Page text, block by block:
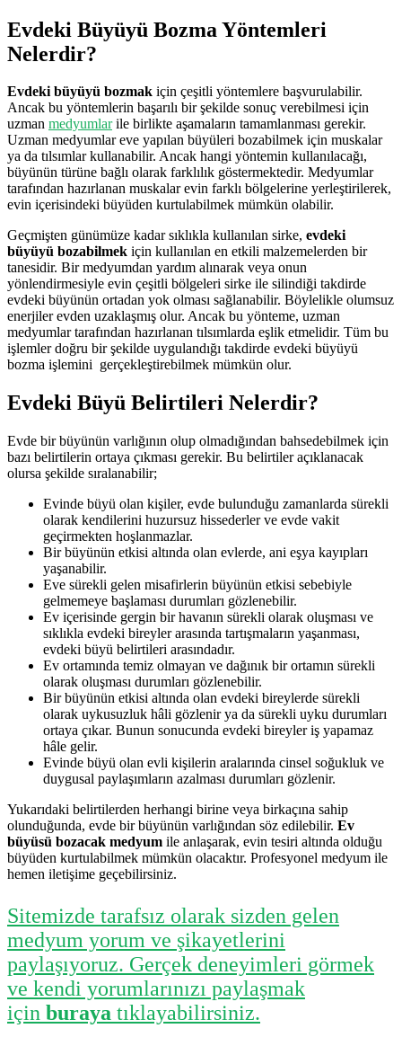
Evdeki Büyüyü Bozma Yöntemleri
Nelerdir?
Evdeki büyüyü bozmak için çeşitli yöntemlere başvurulabilir.
Ancak bu yöntemlerin başarılı bir şekilde sonuç verebilmesi için
uzman medyumlarile birlikte aşamaların tamamlanması gerekir.
Uzman medyumlar eve yapılan büyüleri bozabilmek için muskalar
ya da tılsımlar kullanabilir. Ancak hangi yöntemin kullanılacağı,
büyünün türüne bağlı olarak farklılık göstermektedir. Medyumlar
tarafından hazırlanan muskalar evin farklı bölgelerine yerleştirilerek,
evin içerisindeki büyüden kurtulabilmek mümkün olabilir.
Geçmişten günümüze kadar sıklıkla kullanılan sirke, evdeki
büyüyü bozabilmek için kullanılan en etkili malzemelerden bir
tanesidir. Bir medyumdan yardım alınarak veya onun
yönlendirmesiyle evin çeşitli bölgeleri sirke ile silindiği takdirde
evdeki büyünün ortadan yok olması sağlanabilir. Böylelikle olumsuz
enerjiler evden uzaklaşmış olur. Ancak bu yönteme, uzman
medyumlar tarafından hazırlanan tılsımlarda eşlik etmelidir. Tüm bu
işlemler doğru bir şekilde uygulandığı takdirde evdeki büyüyü
bozma işlemini gerçekleştirebilmek mümkün olur.
Evdeki Büyü Belirtileri Nelerdir?
Evde bir büyünün varlığının olup olmadığından bahsedebilmek için
bazı belirtilerin ortaya çıkması gerekir. Bu belirtiler açıklanacak
olursa şekilde sıralanabilir;
Evinde büyü olan kişiler, evde bulunduğu zamanlarda sürekli
olarak kendilerini huzursuz hissederler ve evde vakit
geçirmekten hoşlanmazlar.
Bir büyünün etkisi altında olan evlerde, ani eşya kayıpları
yaşanabilir.
Eve sürekli gelen misafirlerin büyünün etkisi sebebiyle
gelmemeye başlaması durumları gözlenebilir.
Ev içerisinde gergin bir havanın sürekli olarak oluşması ve
sıklıkla evdeki bireyler arasında tartışmaların yaşanması,
evdeki büyü belirtileri arasındadır.
Ev ortamında temiz olmayan ve dağınık bir ortamın sürekli
olarak oluşması durumları gözlenebilir.
Bir büyünün etkisi altında olan evdeki bireylerde sürekli
olarak uykusuzluk hâli gözlenir ya da sürekli uyku durumları
ortaya çıkar. Bunun sonucunda evdeki bireyler iş yapamaz
hâle gelir.
Evinde büyü olan evli kişilerin aralarında cinsel soğukluk ve
duygusal paylaşımların azalması durumları gözlenir.
Yukarıdaki belirtilerden herhangi birine veya birkaçına sahip
olunduğunda, evde bir büyünün varlığından söz edilebilir. Ev
büyüsü bozacak medyum ile anlaşarak, evin tesiri altında olduğu
büyüden kurtulabilmek mümkün olacaktır. Profesyonel medyum ile
hemen iletişime geçebilirsiniz.
Sitemizde tarafsız olarak sizden gelen
medyum yorum ve şikayetlerini
paylaşıyoruz. Gerçek deneyimleri görmek
ve kendi yorumlarınızı paylaşmak
için buraya tıklayabilirsiniz.